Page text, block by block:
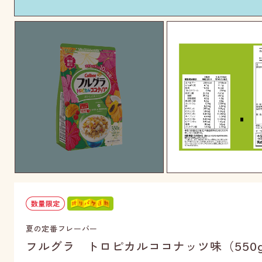
夏の定番フレーバー
フルグラ トロピカルココナッツ味（